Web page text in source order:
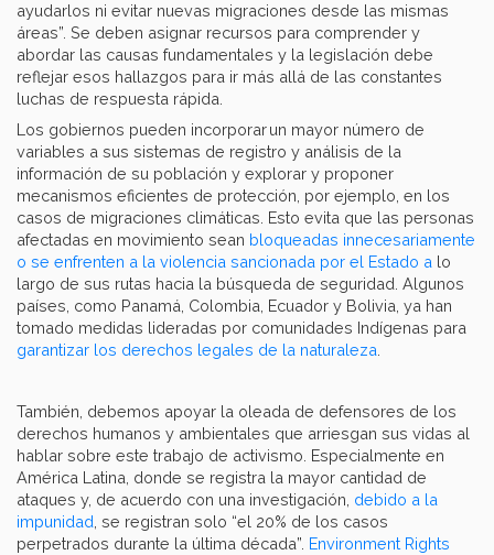
ayudarlos ni evitar nuevas migraciones desde las mismas
áreas”. Se deben asignar recursos para comprender y
abordar las causas fundamentales y la legislación debe
reflejar esos hallazgos para ir más allá de las constantes
luchas de respuesta rápida.
Los gobiernos pueden incorporar un mayor número de
variables a sus sistemas de registro y análisis de la
información de su población y explorar y proponer
mecanismos eficientes de protección, por ejemplo, en los
casos de migraciones climáticas. Esto evita que las personas
afectadas en movimiento sean bloqueadas innecesariamente
o se enfrenten a la violencia sancionada por el Estado a lo
largo de sus rutas hacia la búsqueda de seguridad. Algunos
países, como Panamá, Colombia, Ecuador y Bolivia, ya han
tomado medidas lideradas por comunidades Indígenas para
garantizar los derechos legales de la naturaleza
También, debemos apoyar la oleada de defensores de los
derechos humanos y ambientales que arriesgan sus vidas al
hablar sobre este trabajo de activismo. Especialmente en
América Latina, donde se registra la mayor cantidad de
ataques y, de acuerdo con una investigación, debido a la
impunidad , se registran solo “el 20% de los casos
perpetrados durante la última década”. Environment Rights